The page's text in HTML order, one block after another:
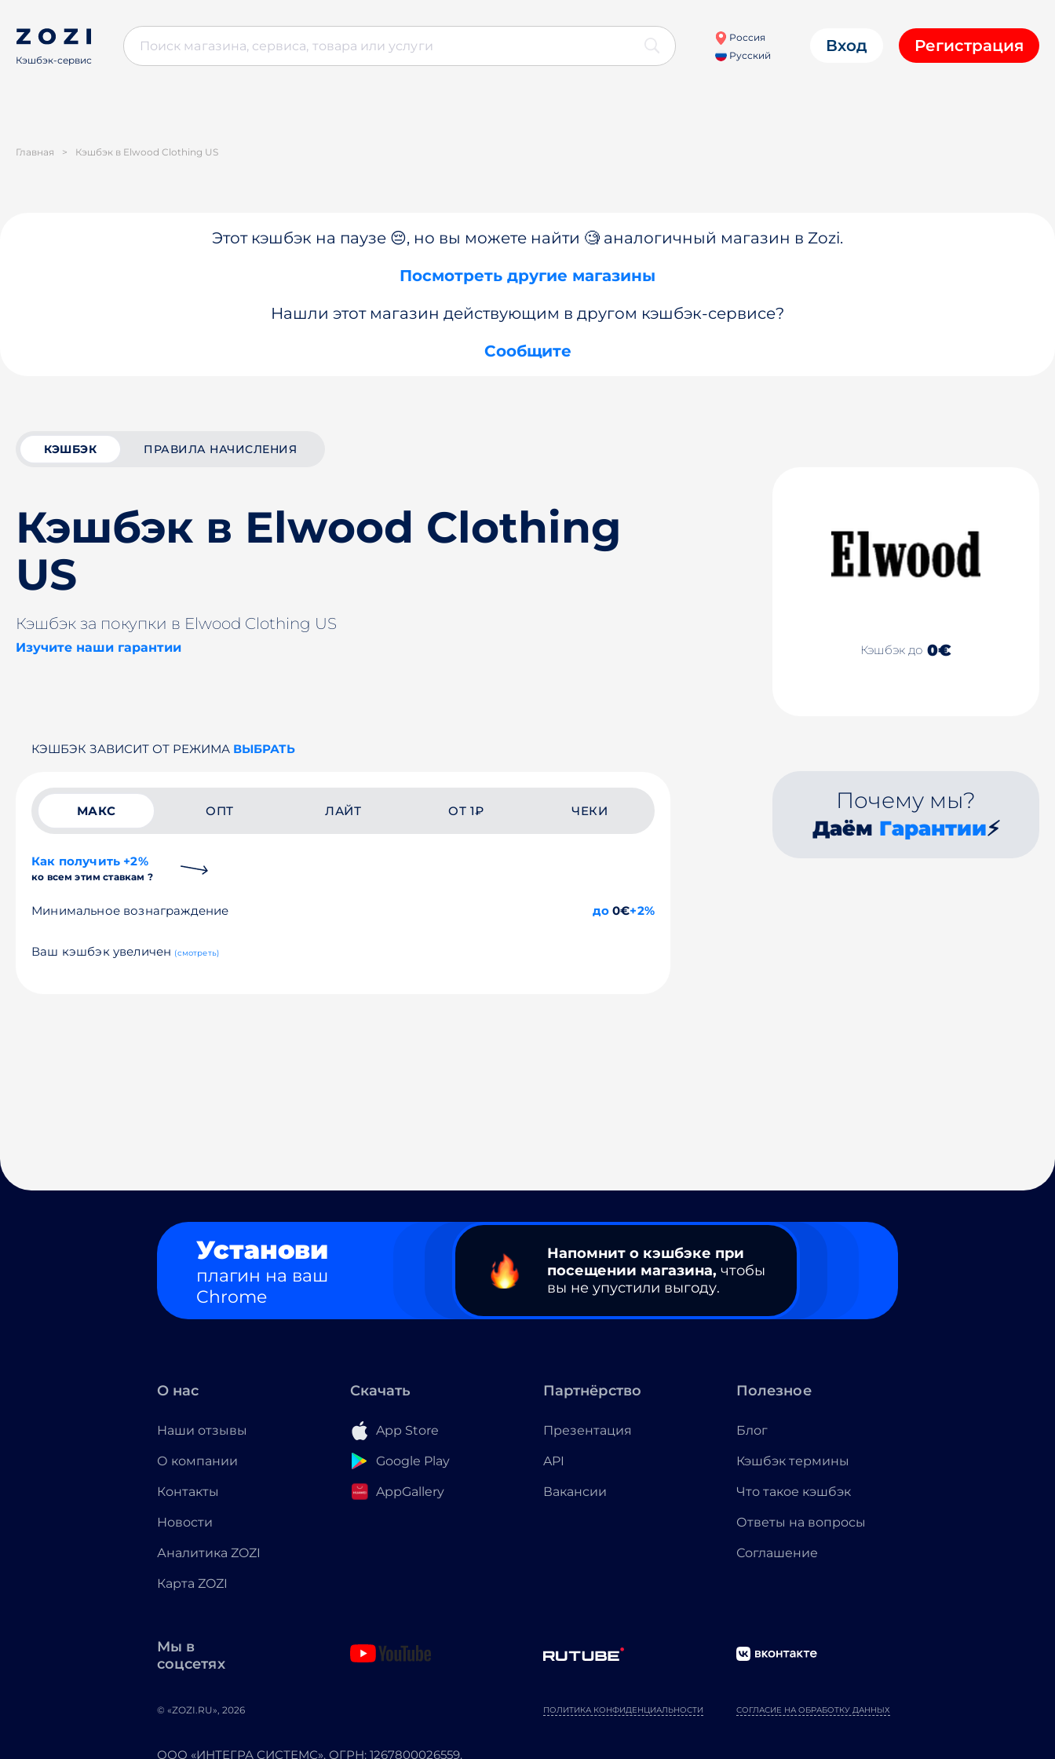
Кэшбэк-сервис
Россия
Русский
Вход Регистрация
Главная > Кэшбэк в Elwood Clothing US
Этот кэшбэк на паузе 😔, но вы можете найти 🧐 аналогичный магазин в Zozi.
Посмотреть другие магазины
Нашли этот магазин действующим в другом кэшбэк-сервисе?
Сообщите
КЭШБЭК ПРАВИЛА НАЧИСЛЕНИЯ
Кэшбэк в Elwood Clothing
US
Кэшбэк за покупки в Elwood Clothing US
Изучите наши гарантии Кэшбэк до 0€
КЭШБЭК ЗАВИСИТ ОТ РЕЖИМА ВЫБРАТЬ
МАКС ОПТ ЛАЙТ ОТ 1₽ ЧЕКИ
Как получить +2%
ко всем этим ставкам ?
Минимальное вознаграждение до0€+2%
Ваш кэшбэк увеличен (смотреть)
Почему мы?
Даём Гарантии⚡
Установи
плагин на ваш
Chrome
Напомнит о кэшбэке при
посещении магазина, чтобы
вы не упустили выгоду.
О нас
Наши отзывы
О компании
Контакты
Новости
Аналитика ZOZI
Карта ZOZI
Скачать
App Store
Google Play
AppGallery
Партнёрство
Презентация
API
Вакансии
Полезное
Блог
Кэшбэк термины
Что такое кэшбэк
Ответы на вопросы
Соглашение
Мы в
соцсетях
© «ZOZI.RU», 2026 ПОЛИТИКА КОНФИДЕНЦИАЛЬНОСТИ СОГЛАСИЕ НА ОБРАБОТКУ ДАННЫХ
ООО «ИНТЕГРА СИСТЕМС». ОГРН: 1267800026559.